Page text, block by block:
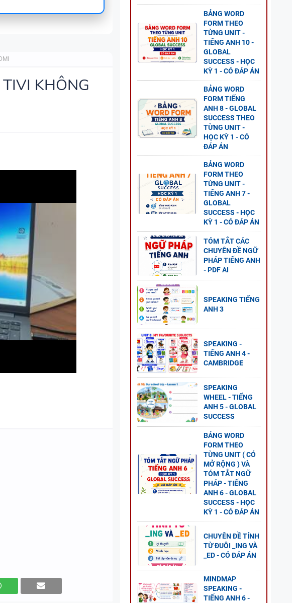
SUCCESS - CÓ
- C1 - C2 - CÓ
LẠI CÂU - ÔN
+ BÀI TẬP +
- FILE WORD +
KHÔNG
BẢNG WORD
FORM THEO
TỪNG UNIT -
TIẾNG ANH 10 -
GLOBAL
SUCCESS - HỌC
KỲ 1 - CÓ ĐÁP ÁN
BẢNG WORD
FORM TIẾNG
ANH 8 - GLOBAL
SUCCESS THEO
TỪNG UNIT -
HỌC KỲ 1 - CÓ
ĐÁP ÁN
BẢNG WORD
FORM THEO
TỪNG UNIT -
TIẾNG ANH 7 -
GLOBAL
SUCCESS - HỌC
KỲ 1 - CÓ ĐÁP ÁN
TÓM TẮT CÁC
CHUYÊN ĐỀ NGỮ
PHÁP TIẾNG ANH
- PDF AI
SPEAKING TIẾNG
ANH 3
SPEAKING -
TIẾNG ANH 4 -
CAMBRIDGE
SPEAKING
WHEEL - TIẾNG
ANH 5 - GLOBAL
SUCCESS
BẢNG WORD
FORM THEO
TỪNG UNIT ( CÓ
MỞ RỘNG ) VÀ
TÓM TẮT NGỮ
PHÁP - TIẾNG
ANH 6 - GLOBAL
SUCCESS - HỌC
KỲ 1 - CÓ ĐÁP ÁN
CHUYÊN ĐỀ TÍNH
TỪ ĐUÔI _ING VÀ
_ED - CÓ ĐÁP ÁN
MINDMAP
SPEAKING -
TIẾNG ANH 6 -